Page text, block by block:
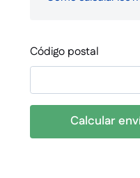
Código postal
Calcular